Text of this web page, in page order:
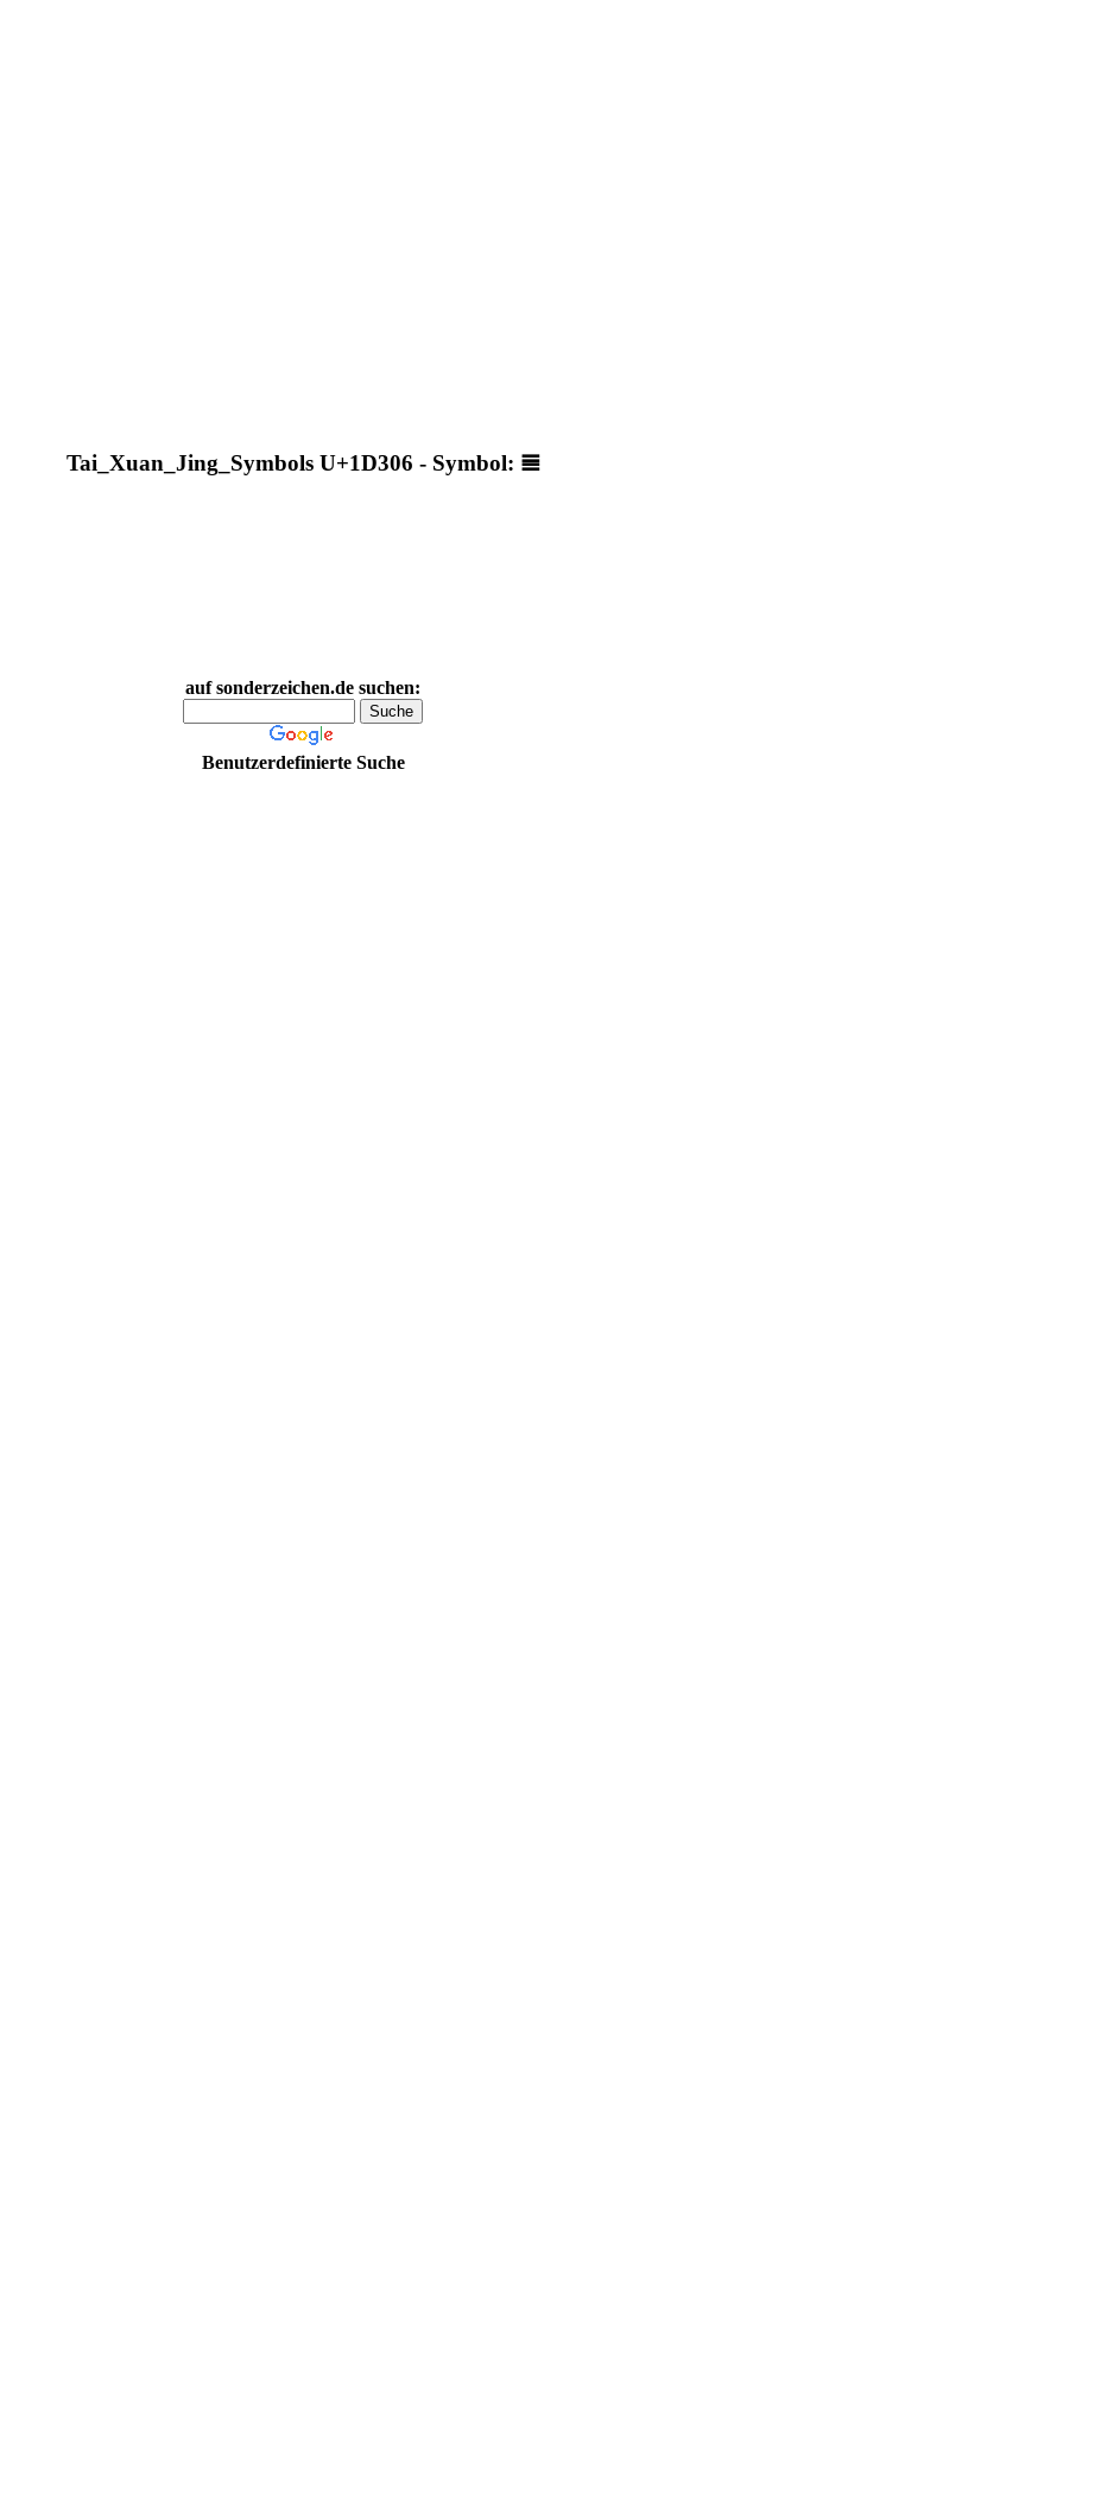
Tai_Xuan_Jing_Symbols U+1D306 - Symbol: 𝌆
auf sonderzeichen.de suchen:
Benutzerdefinierte Suche